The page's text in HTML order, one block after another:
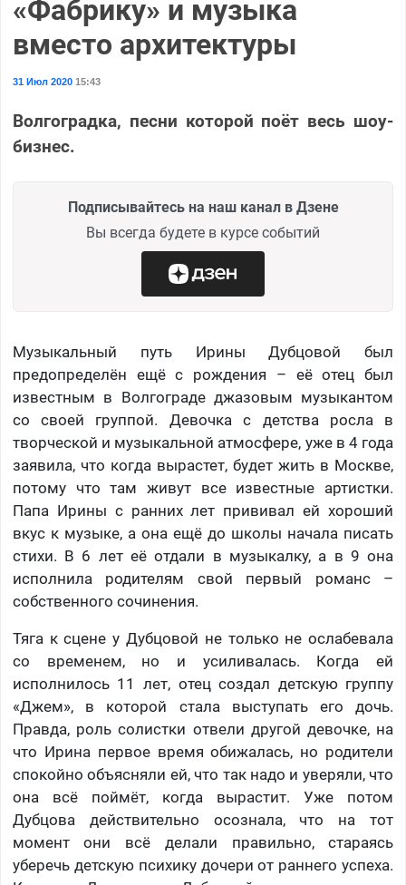
«Фабрику» и музыка
вместо архитектуры
31 Июл 202015:43
Волгоградка, песни которой поёт весь шоу-
бизнес.
Подписывайтесь на наш канал в Дзене
Вы всегда будете в курсе событий
Музыкальный путь Ирины Дубцовой был
предопределён ещё с рождения – её отец был
известным в Волгограде джазовым музыкантом
со своей группой. Девочка с детства росла в
творческой и музыкальной атмосфере, уже в 4 года
заявила, что когда вырастет, будет жить в Москве,
потому что там живут все известные артистки.
Папа Ирины с ранних лет прививал ей хороший
вкус к музыке, а она ещё до школы начала писать
стихи. В 6 лет её отдали в музыкалку, а в 9 она
исполнила родителям свой первый романс –
собственного сочинения.
Тяга к сцене у Дубцовой не только не ослабевала
со временем, но и усиливалась. Когда ей
исполнилось 11 лет, отец создал детскую группу
«Джем», в которой стала выступать его дочь.
Правда, роль солистки отвели другой девочке, на
что Ирина первое время обижалась, но родители
спокойно объясняли ей, что так надо и уверяли, что
она всё поймёт, когда вырастит. Уже потом
Дубцова действительно осознала, что на тот
момент они всё делали правильно, стараясь
уберечь детскую психику дочери от раннего успеха.